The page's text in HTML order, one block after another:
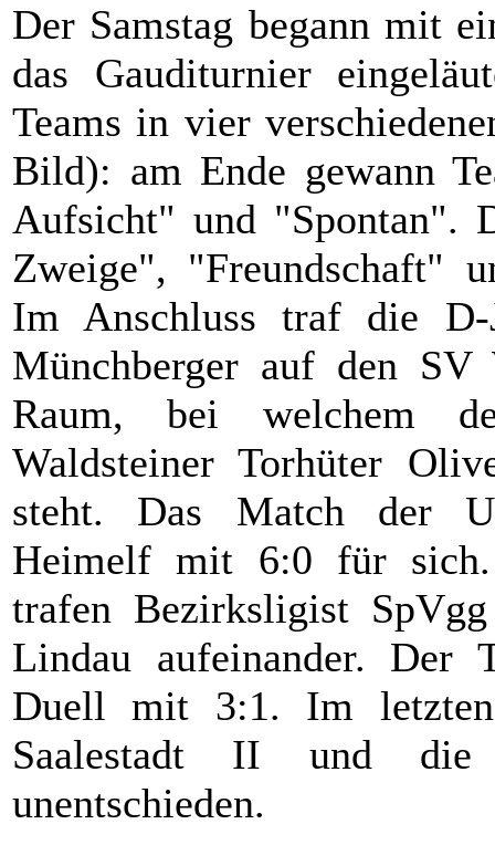
Der Samstag begann mit
das Gauditurnier
Teams in vier
Bild): am Ende gewann
Aufsicht" und "Spontan".
Zweige", "Freundschaft"
Im Anschluss traf die D-
Münchberger auf den SV
Raum, bei welchem
Waldsteiner Torhüter
steht. Das Match der
Heimelf mit 6:0 für sich.
trafen Bezirksligist
Lindau aufeinander. Der
Duell mit 3:1. Im
Saalestadt II und
unentschieden.